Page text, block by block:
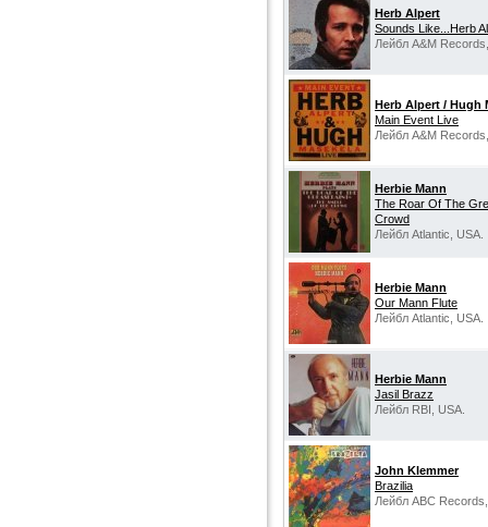
Herb Alpert
Sounds Like...Herb
Лейбл A&M
Herb Alpert / Hugh
Main Event Live
Лейбл A&M
Herbie Mann
The Roar Of The
Crowd
Лейбл Atlantic, USA.
Herbie Mann
Our Mann Flute
Лейбл Atlantic, USA.
Herbie Mann
Jasil Brazz
Лейбл RBI, USA.
John Klemmer
Brazilia
Лейбл ABC